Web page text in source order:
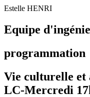
Estelle HENRI
Equipe
programmation
Vie culturelle et
LC-Mercredi